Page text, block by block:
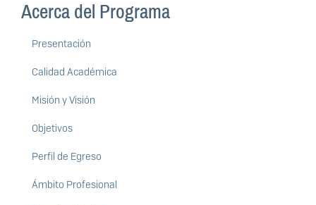
Acerca del Programa
Presentación
Calidad Académica
Misión y Visión
Objetivos
Perfil de Egreso
Ámbito Profesional